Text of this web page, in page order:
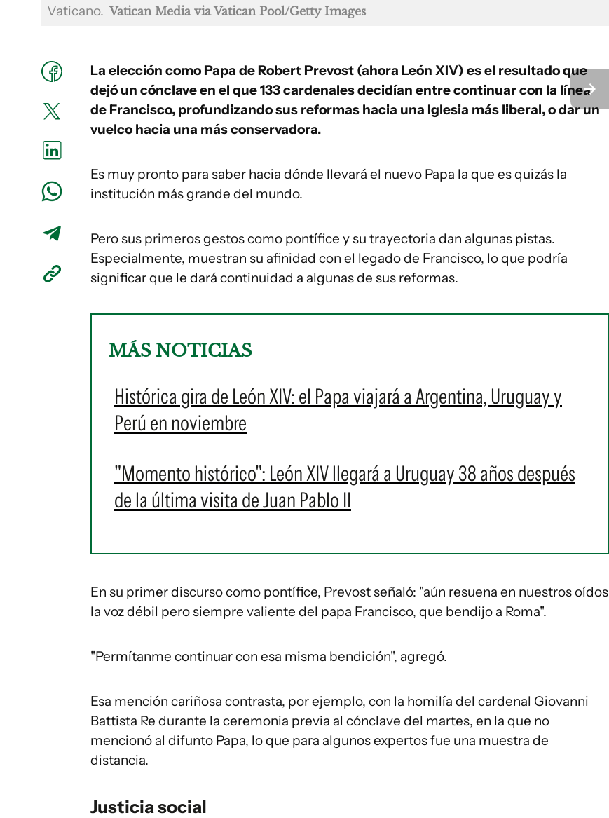
Vaticano. Vatican Media via Vatican Pool/Getty Images
La elección como Papa de Robert Prevost (ahora León XIV) es el resultado que
dejó un cónclave en el que 133 cardenales decidían entre continuar con la línea
de Francisco, profundizando sus reformas hacia una Iglesia más liberal, o dar un
vuelco hacia una más conservadora.
Es muy pronto para saber hacia dónde llevará el nuevo Papa la que es quizás la
institución más grande del mundo.
Pero sus primeros gestos como pontífice y su trayectoria dan algunas pistas.
Especialmente, muestran su afinidad con el legado de Francisco, lo que podría
significar que le dará continuidad a algunas de sus reformas.
MÁS NOTICIAS
Histórica gira de León XIV: el Papa viajará a Argentina, Uruguay y
Perú en noviembre
"Momento histórico": León XIV llegará a Uruguay 38 años después
de la última visita de Juan Pablo II
En su primer discurso como pontífice, Prevost señaló: "aún resuena en nuestros oídos
la voz débil pero siempre valiente del papa Francisco, que bendijo a Roma".
"Permítanme continuar con esa misma bendición", agregó.
Esa mención cariñosa contrasta, por ejemplo, con la homilía del cardenal Giovanni
Battista Re durante la ceremonia previa al cónclave del martes, en la que no
mencionó al difunto Papa, lo que para algunos expertos fue una muestra de
distancia.
Justicia social